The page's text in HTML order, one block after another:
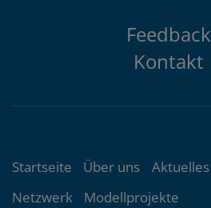
Kontaktbereich
Feedback
Kontakt
Themenübersicht
Startseite Über uns Aktuelles
Netzwerk
Modellprojekte